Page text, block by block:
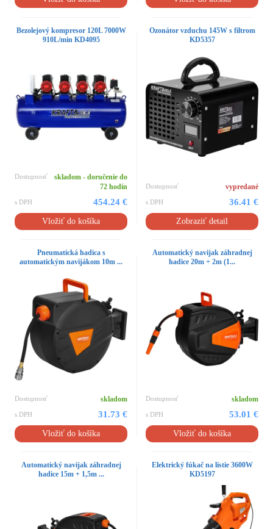
Bezolejový kompresor 120L 7000W
910L/min KD4095
Dostupnosť
skladom - doručenie do
72 hodín
s DPH 454.24 €
Vložiť do košíka
Ozonátor vzduchu 145W s filtrom
KD5357
Dostupnosť vypredané
s DPH 36.41 €
Zobraziť detail
Pneumatická hadica s
automatickým navijákom 10m ...
Dostupnosť skladom
s DPH 31.73 €
Vložiť do košíka
Automatický navijak záhradnej
hadice 20m + 2m (1...
Dostupnosť skladom
s DPH 53.01 €
Vložiť do košíka
Automatický navijak záhradnej
hadice 15m + 1,5m ...
Elektrický fúkač na lístie 3600W
KD5197